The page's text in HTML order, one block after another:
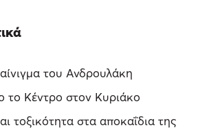
του Ανδρουλάκη
το Κέντρο στον Κυριάκο
τοξικότητα στα αποκαΐδια της